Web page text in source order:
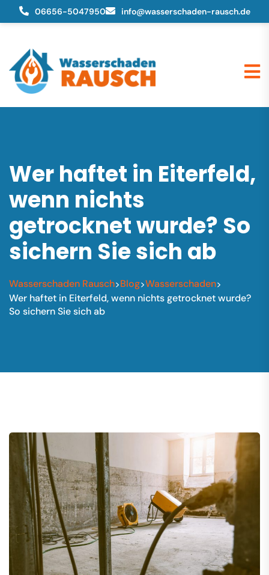
06656-5047950 info@wasserschaden-rausch.de
Wer haftet in Eiterfeld,
wenn nichts
getrocknet wurde? So
sichern Sie sich ab
Wasserschaden Rausch>Blog>Wasserschaden>
Wer haftet in Eiterfeld, wenn nichts getrocknet wurde?
So sichern Sie sich ab